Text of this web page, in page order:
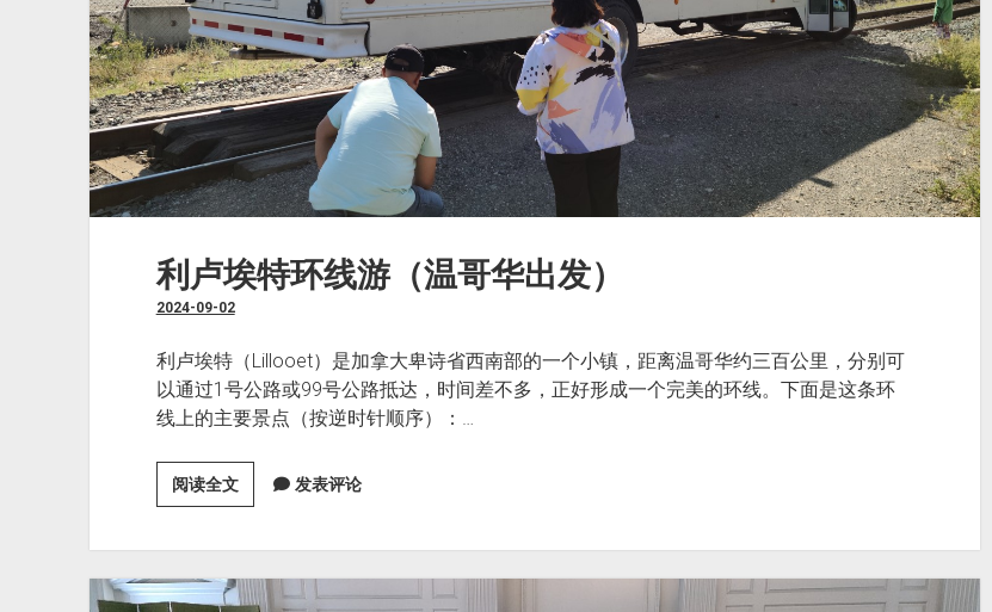
尤
斯
——
彭
蒂
克
顿
——
隆
利卢埃特环线游（温哥华出发）
2024-09-02
利卢埃特（Lillooet）是加拿大卑诗省西南部的一个小镇，距离温哥华约三百公里，分别可
以通过1号公路或99号公路抵达，时间差不多，正好形成一个完美的环线。下面是这条环
线上的主要景点（按逆时针顺序）：…
阅读全文利
卢
环
发表评论